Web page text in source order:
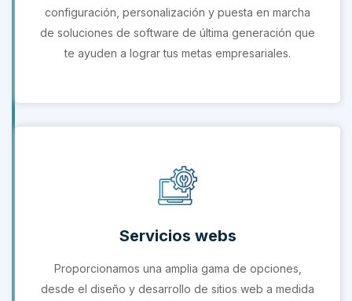
configuración, personalización y puesta en marcha
de soluciones de software de última generación que
te ayuden a lograr tus metas empresariales.
Servicios webs
Proporcionamos una amplia gama de opciones,
desde el diseño y desarrollo de sitios web a medida